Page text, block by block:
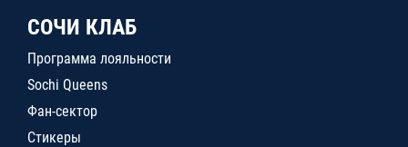
СОЧИ КЛАБ
Программа лояльности
Sochi Queens
Фан-сектор
Стикеры